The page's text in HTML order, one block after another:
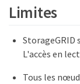
Limites
StorageGRID
L'accès en
Tous les